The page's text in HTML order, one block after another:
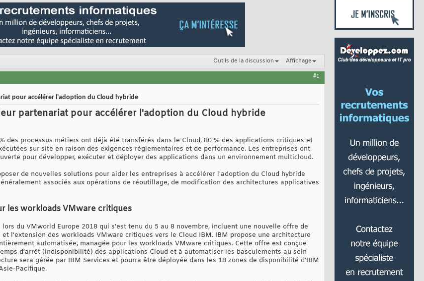
Outils de la discussion Affichage
#1
pour accélérer l'adoption du Cloud hybride
partenariat pour accélérer l'adoption du Cloud hybride
des processus métiers ont déjà été transférés dans le Cloud, 80 % des applications critiques et
sur site en raison des exigences réglementaires et de performance. Les entreprises ont
pour développer, exécuter et déployer des applications dans un environnement multicloud.
de nouvelles solutions pour aider les entreprises à accélérer l'adoption du Cloud hybride
associés aux opérations de réoutillage, de modification des architectures applicatives
les workloads VMware critiques
du VMworld Europe 2018 qui s'est tenu du 5 au 8 novembre, incluent une nouvelle offre de
l'extension des workloads VMware critiques vers le Cloud IBM. IBM propose une architecture
automatisée, managée pour les workloads VMware critiques. Cette offre est conçue
d’arrêt (indisponibilité) des applications Cloud et à automatiser les basculements au sein
sera gérée par IBM Services et pourra être déployée dans les 18 zones de disponibilité d’IBM
Pacifique.